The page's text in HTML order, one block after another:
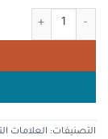
التصنيفات: العلامات